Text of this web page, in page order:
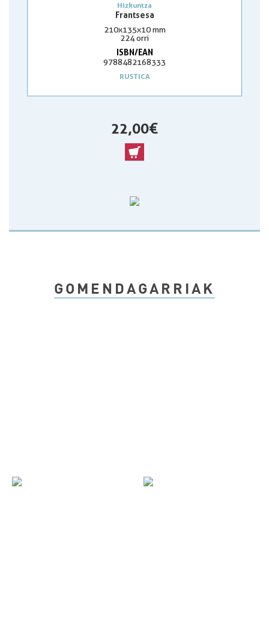
Hizkuntza
Frantsesa
210x135x10 mm
224 orri
ISBN/EAN
9788482168333
RUSTICA
22,00 €
GOMENDAGARRIAK